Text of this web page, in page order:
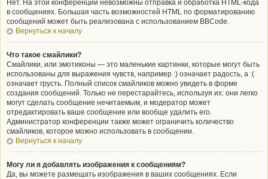
Нет. На этой конференции невозможны отправка и обработка HTML-кода
в сообщениях. Большая часть возможностей HTML по форматированию
сообщений может быть реализована с использованием BBCode.
Вернуться к началу
Что такое смайлики?
Смайлики, или эмотиконы — это маленькие картинки, которые могут быть
использованы для выражения чувств, например :) означает радость, а :(
означает грусть. Полный список смайликов можно увидеть в форме
создания сообщений. Только не перестарайтесь, используя их: они легко
могут сделать сообщение нечитаемым, и модератор может
отредактировать ваше сообщение или вообще удалить его.
Администратор конференции также может ограничить количество
смайликов, которое можно использовать в сообщении.
Вернуться к началу
Могу ли я добавлять изображения к сообщениям?
Да, вы можете размещать изображения в ваших сообщениях. Если